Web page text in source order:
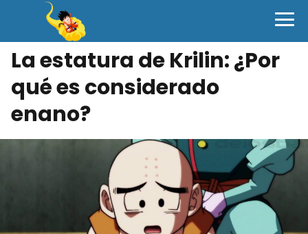
La estatura de Krilin: ¿Por
qué es considerado
enano?